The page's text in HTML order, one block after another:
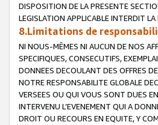
DISPOSITION DE LA PRESENTE
LEGISLATION APPLICABLE INTERDIT
8.Limitations de
NI NOUS-MÊMES NI AUCUN DE NOS
SPECIFIQUES, CONSECUTIFS,
DONNEES DECOULANT DES OFFRES
NOTRE RESPONSABILITE GLOBALE
VERSEES OU QUI VOUS SONT DUES
INTERVENU L’EVENEMENT QUI A
DROIT OU RECOURS EN EQUITE, Y